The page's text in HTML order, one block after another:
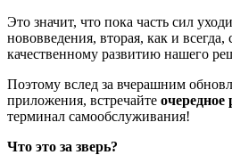
Это значит, что пока часть сил
нововведения, вторая, как и всегда,
качественному развитию нашего
Поэтому вслед за вчерашним
приложения, встречайте
терминал самообслуживания!
Что это за зверь?